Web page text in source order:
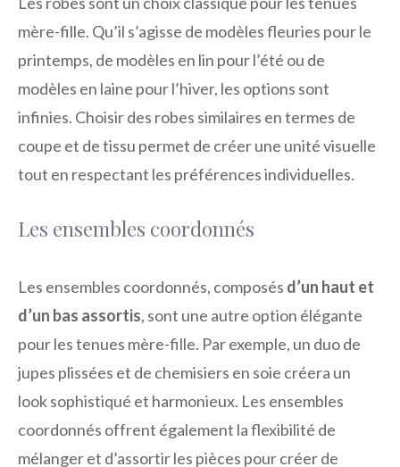
mère-fille. Qu’il s’agisse de modèles fleuries pour le
printemps, de modèles en lin pour l’été ou de
modèles en laine pour l’hiver, les options sont
infinies. Choisir des robes similaires en termes de
coupe et de tissu permet de créer une unité visuelle
tout en respectant les préférences individuelles.
Les ensembles coordonnés
Les ensembles coordonnés, composés d’un haut et
d’un bas assortis, sont une autre option élégante
pour les tenues mère-fille. Par exemple, un duo de
jupes plissées et de chemisiers en soie créera un
look sophistiqué et harmonieux. Les ensembles
coordonnés offrent également la flexibilité de
mélanger et d’assortir les pièces pour créer de